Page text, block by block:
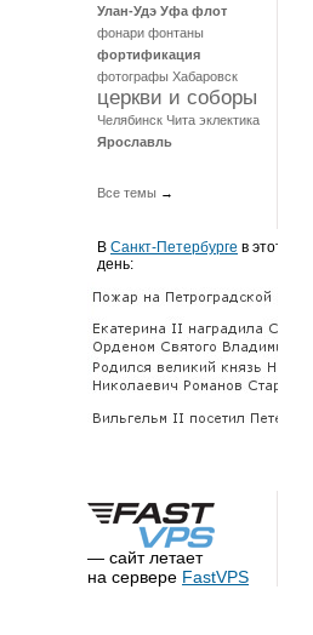
Улан-Удэ Уфа флот
фонари фонтаны
фортификация
фотографы Хабаровск
церкви и соборы
Челябинск Чита эклектика
Ярославль
Все темы →
В Санкт-Петербурге в этот
день:
— сайт летает
на сервере FastVPS